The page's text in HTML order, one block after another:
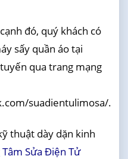
đó, quý khách có
sấy quần áo tại
qua trang mạng
suadientulimosa/.
thuật dày dặn kinh
Sửa Điện Tử